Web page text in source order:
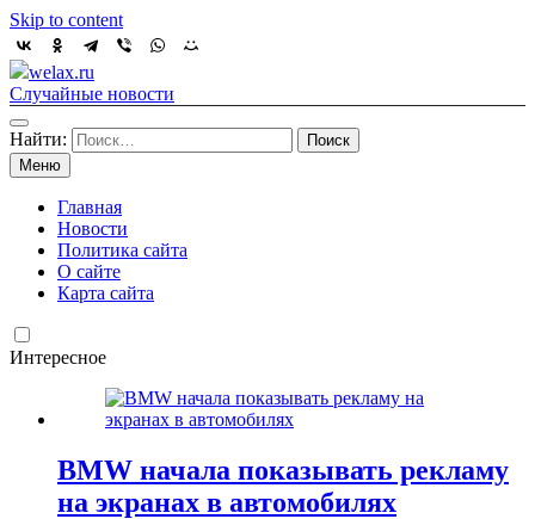
Skip to content
welax.ru
Случайные новости
Найти:
Меню
Главная
Новости
Политика сайта
О сайте
Карта сайта
Интересное
BMW начала показывать рекламу
на экранах в автомобилях